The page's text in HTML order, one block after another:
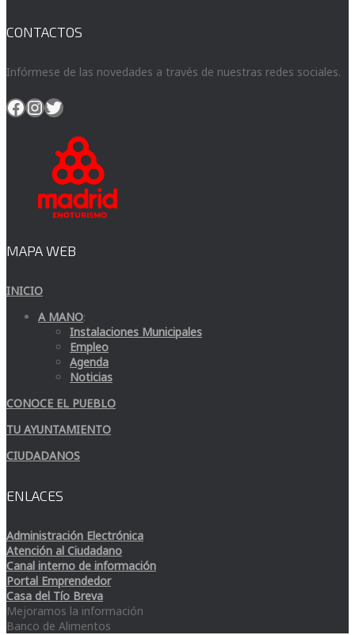
CONTACTOS
Infórmese de las novedades a través de nuestras redes sociales.
Facebook
Instagram
Twitter
MAPA WEB
INICIO
A MANO:
Instalaciones Municipales
Empleo
Agenda
Noticias
CONOCE EL PUEBLO
TU AYUNTAMIENTO
CIUDADANOS
ENLACES
Administración Electrónica
Atención al Ciudadano
Canal interno de información
Portal Emprendedor
Casa del Tío Breva
Mejoramos la información
Banco de Alimentos